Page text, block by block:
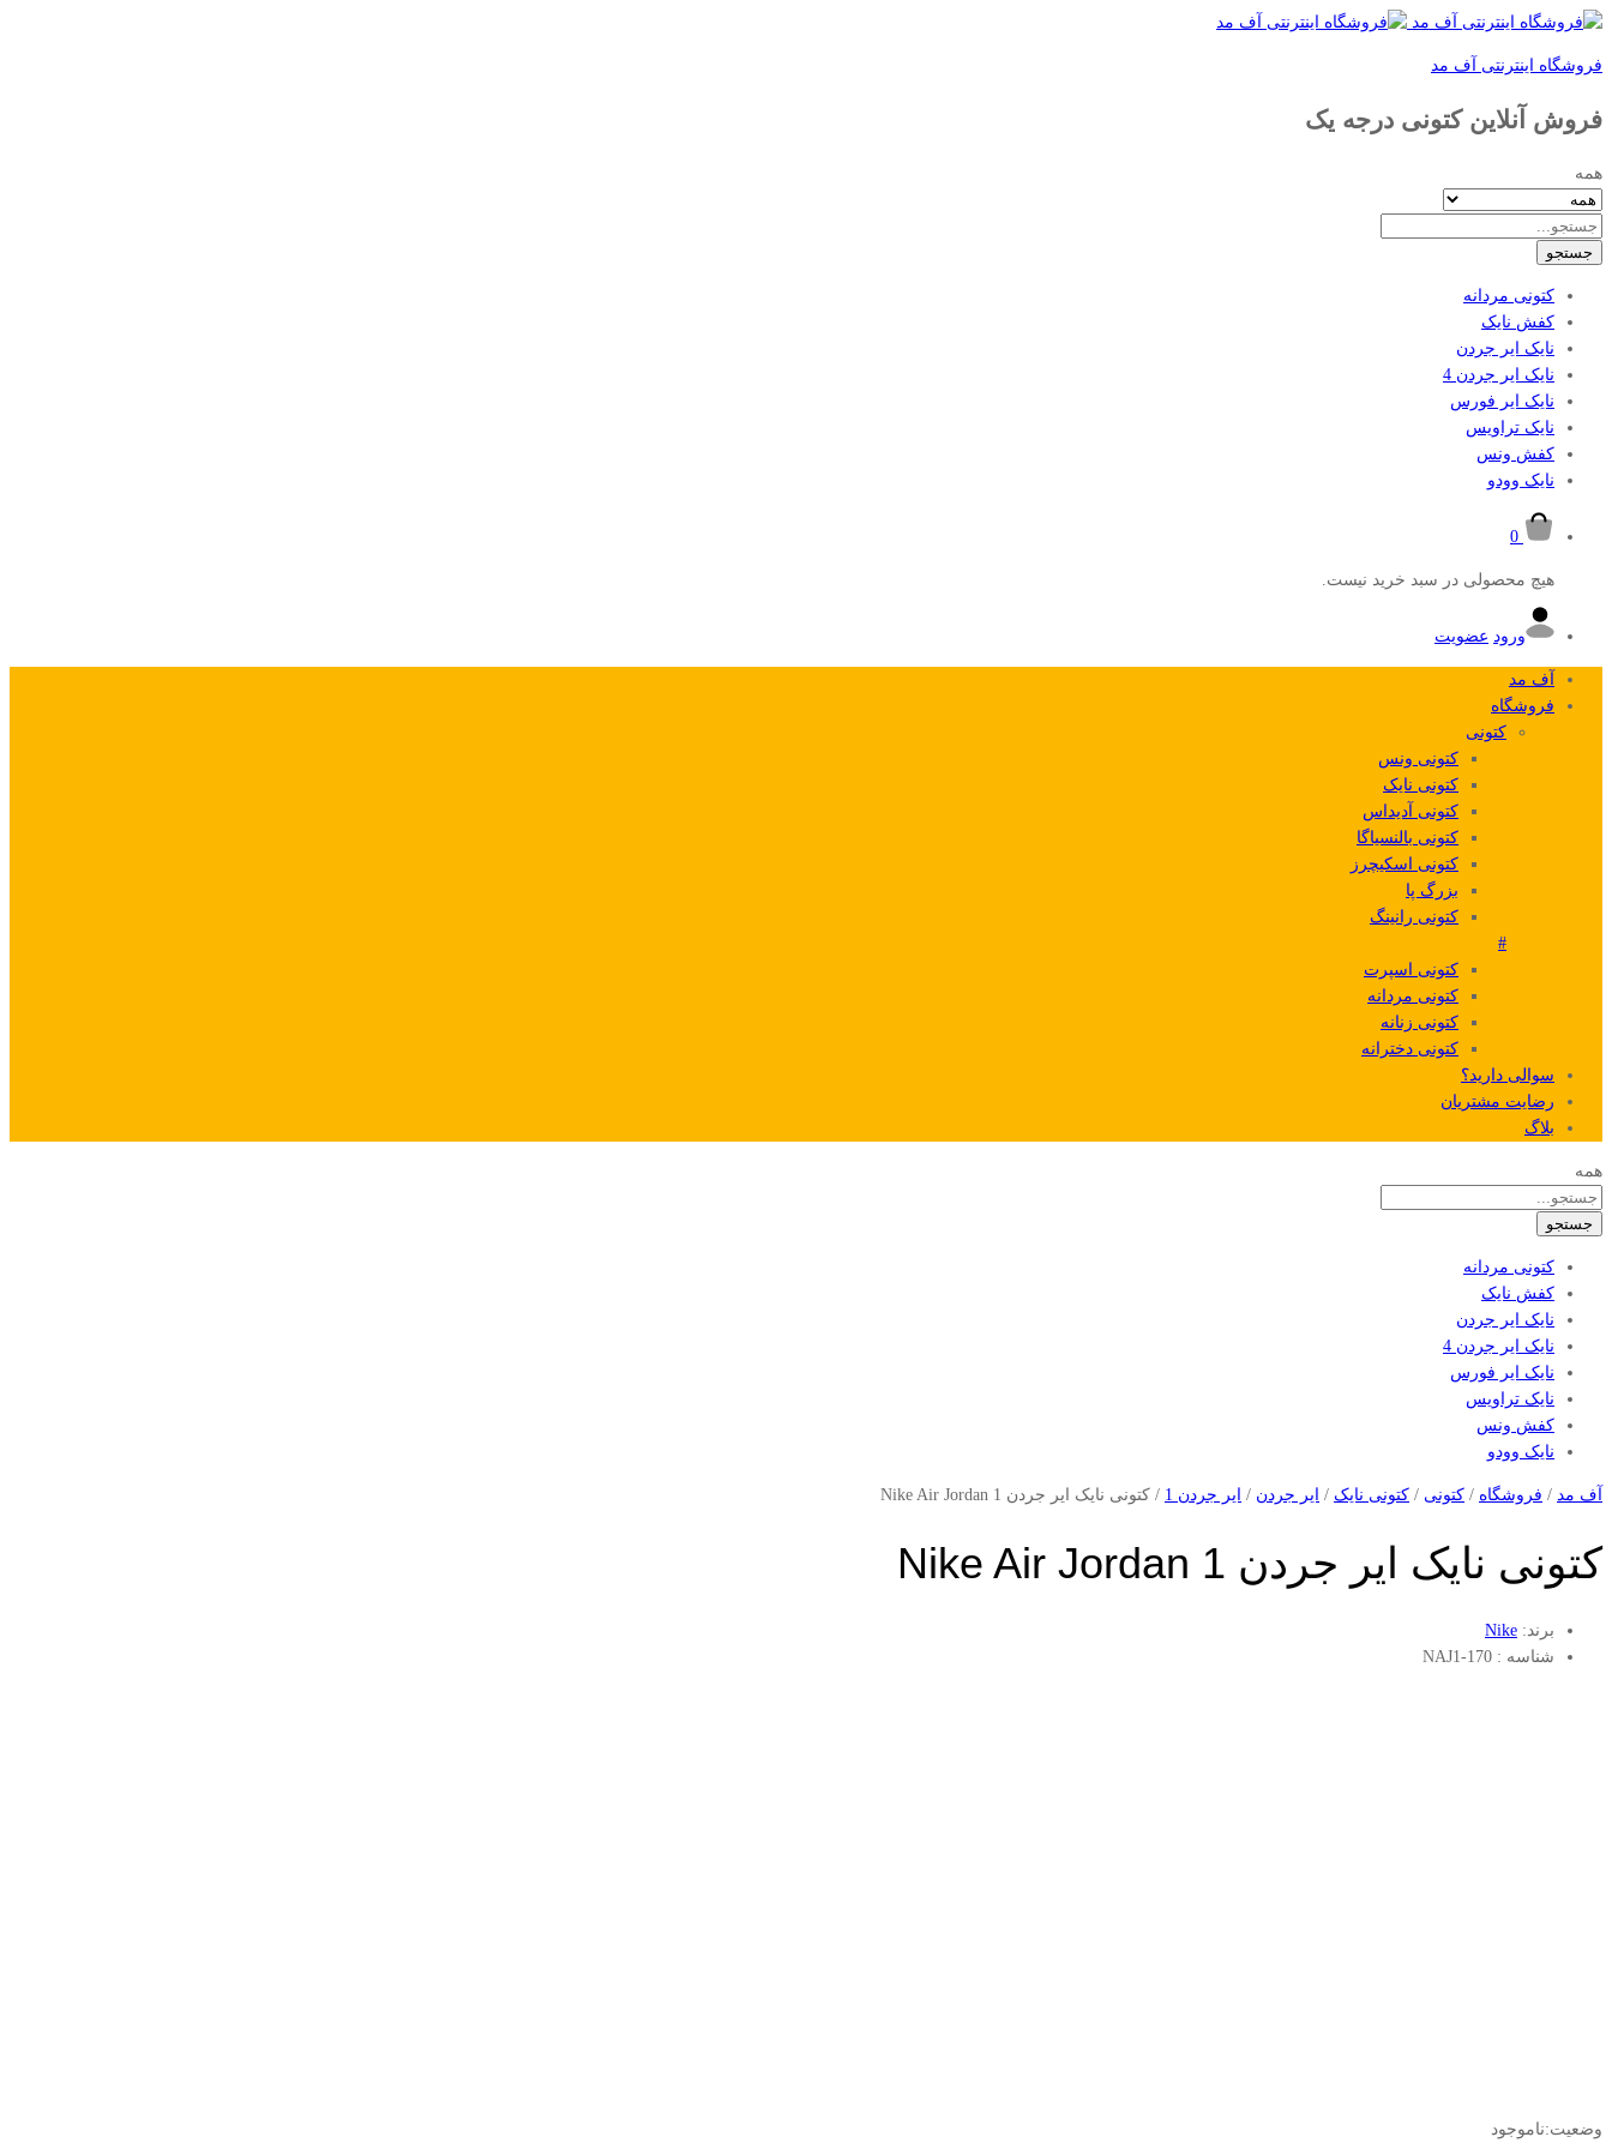
فروشگاه اینترنتی آف مد
فروش آنلاین کتونی درجه یک
همه
جستجو
کتونی مردانه
کفش نایک
نایک ایر جردن
نایک ایر جردن 4
نایک ایر فورس
نایک تراویس
کفش ونس
نایک وودو
0
هیچ محصولی در سبد خرید نیست.
ورود عضویت
آف مد
فروشگاه
کتونی
کتونی ونس
کتونی نایک
کتونی آدیداس
کتونی بالنسیاگا
کتونی اسکیچرز
بزرگ پا
کتونی رانینگ
#
کتونی اسپرت
کتونی مردانه
کتونی زنانه
کتونی دخترانه
سوالی دارید؟
رضایت مشتریان
بلاگ
همه
جستجو
کتونی مردانه
کفش نایک
نایک ایر جردن
نایک ایر جردن 4
نایک ایر فورس
نایک تراویس
کفش ونس
نایک وودو
آف مد / فروشگاه / کتونی / کتونی نایک / ایر جردن / ایر جردن 1 / کتونی نایک ایر جردن Nike Air Jordan 1
کتونی نایک ایر جردن Nike Air Jordan 1
برند: Nike
شناسه : NAJ1-170
وضعیت:ناموجود